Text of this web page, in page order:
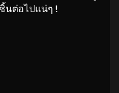
นต่อไปแน่ๆ !